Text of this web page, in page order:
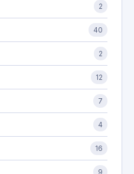
2
40
2
12
7
4
16
9